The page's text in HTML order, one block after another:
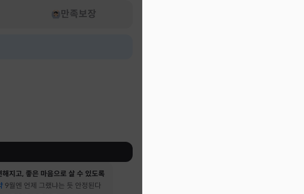
만족보장
해지고, 좋은 마음으로 살 수 있도록
9월엔 언제 그랬냐는 듯 안정된다